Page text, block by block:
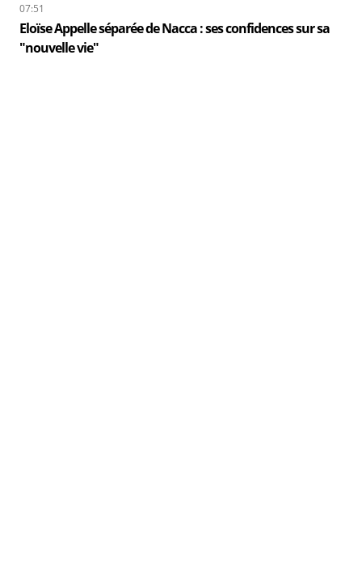
07:51
Eloïse Appelle séparée de Nacca : ses confidences sur sa
"nouvelle vie"